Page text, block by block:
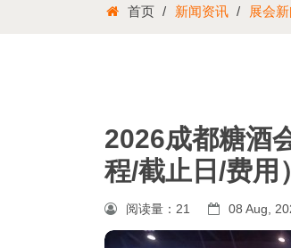
首页 新闻资讯 展会
2026成都糖酒
程/截止日/费用
阅读量： 21 08 Aug,